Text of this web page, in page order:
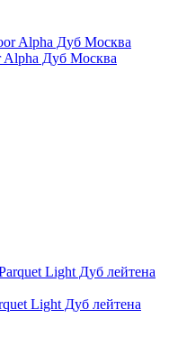
Alpha Дуб Москва
Light Дуб лейтена